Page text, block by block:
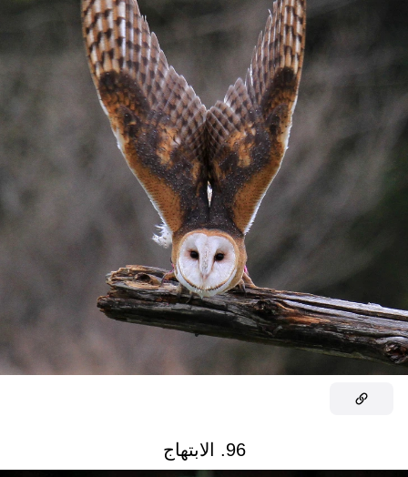
96. الابتهاج